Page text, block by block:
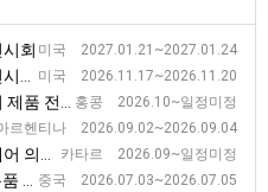
미국 2027.01.21~2027.01.24
회
미국 2026.11.17~2026.11.20
홍콩 2026.10~일정미정
Products Show]
르헨티나 2026.09.02~2026.09.04
카타르 2026.09~일정미정
중국 2026.07.03~2026.07.05